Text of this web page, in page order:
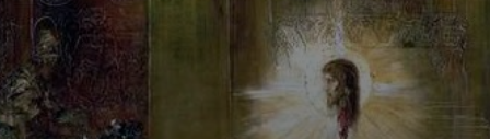
obras como 'O
Cristo Amarelo'